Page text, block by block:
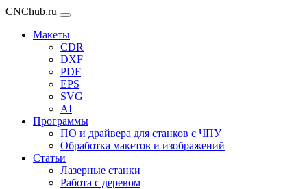
CNChub.ru
Макеты
CDR
DXF
PDF
EPS
SVG
AI
Программы
ПО и драйвера для станков с ЧПУ
Обработка макетов и изображений
Статьи
Лазерные станки
Работа с деревом